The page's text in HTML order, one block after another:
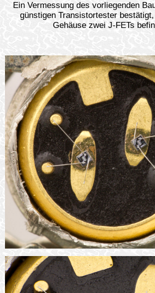
Ein Vermessung des vorliegenden
günstigen Transistortester
Gehäuse zwei J-FETs